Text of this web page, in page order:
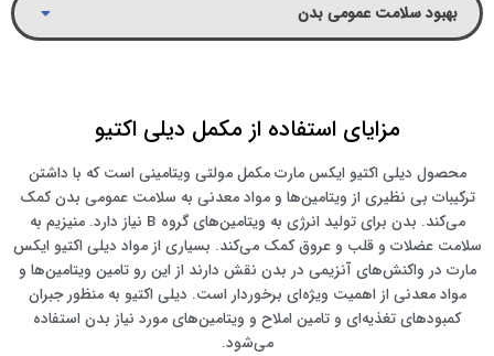
بهبود سلامت عمومی بدن
مزایای استفاده از مکمل دیلی اکتیو
محصول دیلی اکتیو ایکس مارت مکمل مولتی ویتامینی است که با داشتن
ترکیبات بی نظیری از ویتامین‌ها و مواد معدنی به سلامت عمومی بدن کمک
می‌کند. بدن برای تولید انرژی به ویتامین‌های گروه B نیاز دارد. منیزیم به
سلامت عضلات و قلب و عروق کمک می‌کند. بسیاری از مواد دیلی اکتیو ایکس
مارت در واکنش‌‎های آنزیمی در بدن نقش دارند از این رو تامین ویتامین‌ها و
مواد معدنی از اهمیت ویژه‌ای برخوردار است. دیلی اکتیو به منظور جبران
کمبود‌های تغذیه‎‌ای و تامین املاح و ویتامین‌های مورد نیاز بدن استفاده
می‌شود.